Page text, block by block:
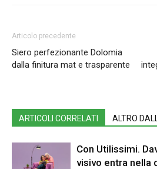
Articolo precedente
Siero perfezionante Dolomia
dalla finitura mat e trasparente
ARTICOLI CORRELATI ALTRO
Con Utilissimi.
visivo entra nella